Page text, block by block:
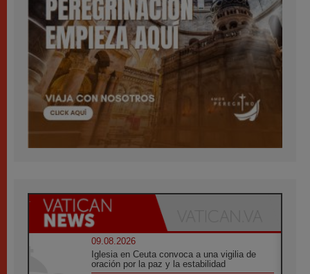
09.08.2026
Iglesia en Ceuta convoca a una vigilia de
oración por la paz y la estabilidad